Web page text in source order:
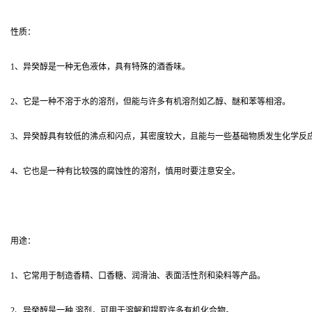
性质：
1、异癸醇是一种无色液体，具有特殊的酒香味。
2、它是一种不溶于水的溶剂，但能与许多有机溶剂如乙醇、醚和苯等相溶。
3、异癸醇具有较低的沸点和闪点，其密度较大，且能与一些基础物质发生化学反
4、它也是一种有比较强的腐蚀性的溶剂，慎用时要注意安全。
用途：
1、它常用于制造香精、口香糖、润滑油、表面活性剂和染料等产品。